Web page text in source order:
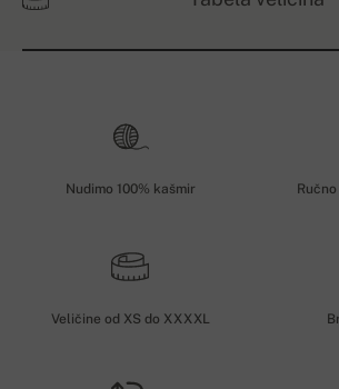
Nudimo 100% kašmir
Veličine od XS do XXXXL